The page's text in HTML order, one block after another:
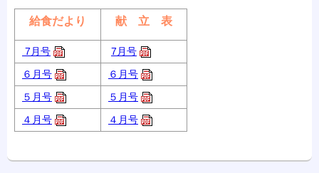
給食だより 献 立 表
7月号
7月号
６月号
６月号
５月号
５月号
４月号
４月号